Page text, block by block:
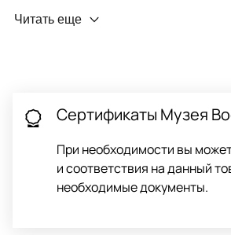
Профилактика износа
привозите его в салон.
Читать еще
Сертификаты Музея
При необходимости вы
и соответствия на данный
необходимые документы.